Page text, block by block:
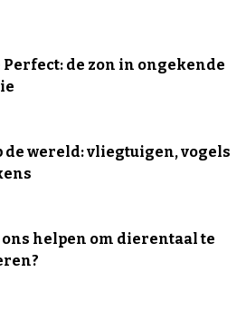
Perfect: de zon in ongekende
de wereld: vliegtuigen, vogels
helpen om dierentaal te